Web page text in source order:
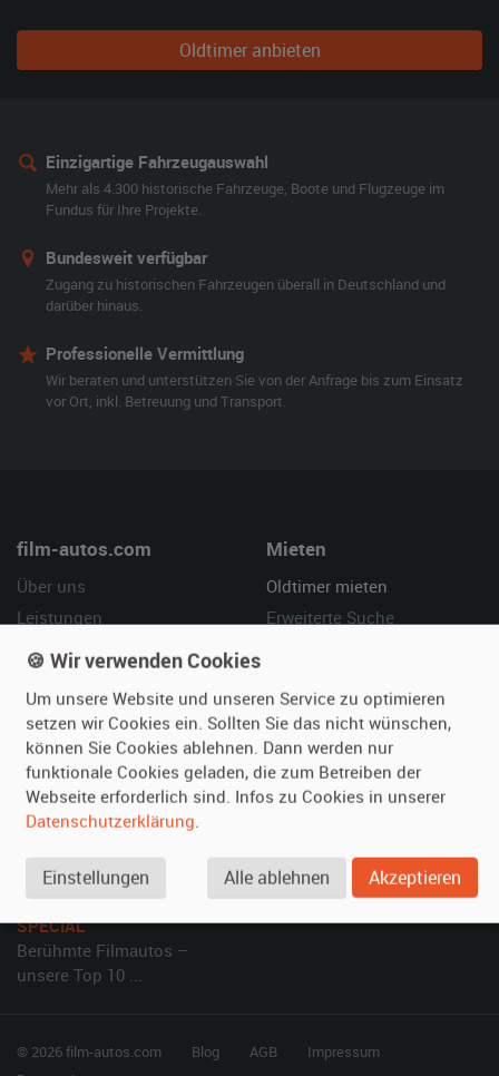
Oldtimer anbieten
Einzigartige Fahrzeugauswahl
Mehr als 4.300 historische Fahrzeuge, Boote und Flugzeuge im
Fundus für Ihre Projekte.
Bundesweit verfügbar
Zugang zu historischen Fahrzeugen überall in Deutschland und
darüber hinaus.
Professionelle Vermittlung
Wir beraten und unterstützen Sie von der Anfrage bis zum Einsatz
vor Ort, inkl. Betreuung und Transport.
film-autos.com
Über uns
Leistungen
Referenzen
Mieten
Oldtimer mieten
Erweiterte Suche
Vermieten
Oldtimer anmelden
Fotos senden
Inserat verwalten
Hilfe
Häufige Fragen (FAQ)
So funktioniert's
SPECIAL
Berühmte Filmautos –
unsere Top 10 ...
© 2026 film-autos.com Blog AGB
Impressum
🍪 Wir verwenden Cookies
Um unsere Website und unseren Service zu optimieren
setzen wir Cookies ein. Sollten Sie das nicht wünschen,
können Sie Cookies ablehnen. Dann werden nur
funktionale Cookies geladen, die zum Betreiben der
Webseite erforderlich sind. Infos zu Cookies in unserer
Datenschutzerklärung.
Einstellungen Alle ablehnen Akzeptieren